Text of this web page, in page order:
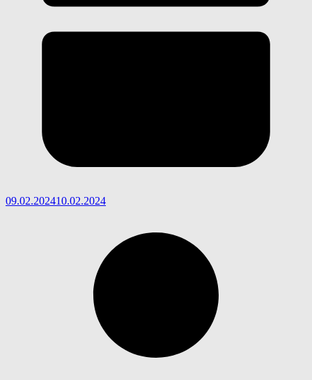
09.02.202410.02.2024